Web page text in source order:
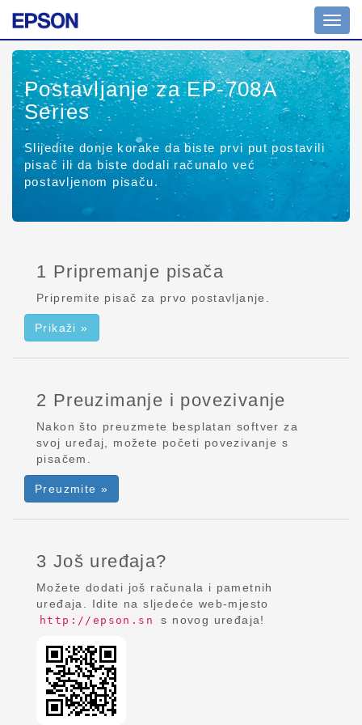
Postavljanje za EP-708A
Series
Slijedite donje korake da biste prvi put postavili
pisač ili da biste dodali računalo već
postavljenom pisaču.
1 Pripremanje pisača
Pripremite pisač za prvo postavljanje.
Prikaži »
2 Preuzimanje i povezivanje
Nakon što preuzmete besplatan softver za
svoj uređaj, možete početi povezivanje s
pisačem.
Preuzmite »
3 Još uređaja?
Možete dodati još računala i pametnih
uređaja. Idite na sljedeće web-mjesto
http://epson.sn s novog uređaja!